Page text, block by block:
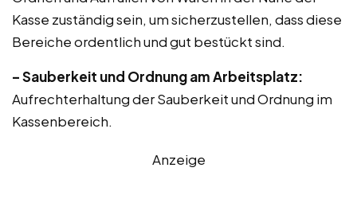
Kasse zuständig sein, um sicherzustellen, dass diese
Bereiche ordentlich und gut bestückt sind.
– Sauberkeit und Ordnung am Arbeitsplatz:
Aufrechterhaltung der Sauberkeit und Ordnung im
Kassenbereich.
Anzeige